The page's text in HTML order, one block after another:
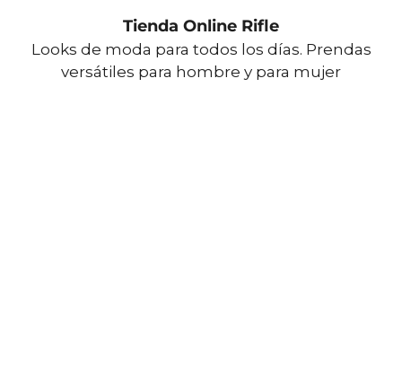
Tienda Online Rifle
Looks de moda para todos los días. Prendas
versátiles para hombre y para mujer